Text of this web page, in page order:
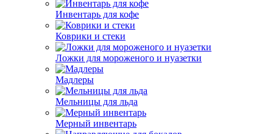
Инвентарь для кофе
Коврики и стеки
Ложки для мороженого и нуазетки
Мадлеры
Мельницы для льда
Мерный инвентарь